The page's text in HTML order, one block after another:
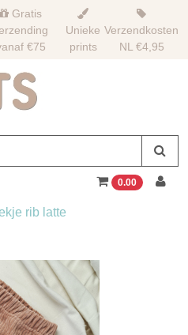
Gratis
€75
Unieke
prints
Verzendkosten
NL €4,95
0.00
rib latte